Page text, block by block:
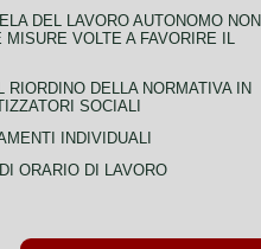
DEL LAVORO AUTONOMO NON
MISURE VOLTE A FAVORIRE IL
RIORDINO DELLA NORMATIVA IN
SOCIALI
INDIVIDUALI
ORARIO DI LAVORO